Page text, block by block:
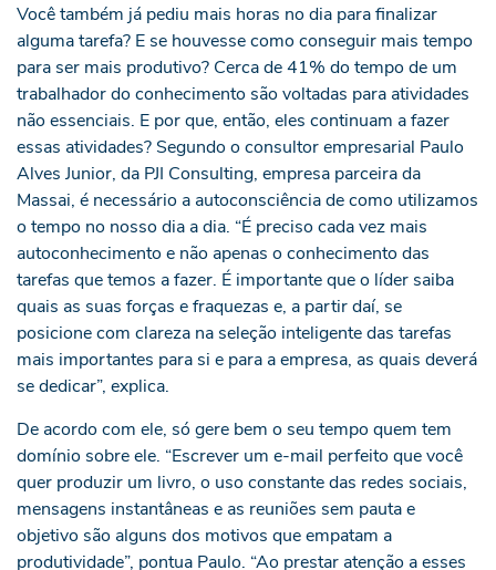
Você também já pediu mais horas no dia para finalizar
alguma tarefa? E se houvesse como conseguir mais tempo
para ser mais produtivo? Cerca de 41% do tempo de um
trabalhador do conhecimento são voltadas para atividades
não essenciais. E por que, então, eles continuam a fazer
essas atividades? Segundo o consultor empresarial Paulo
Alves Junior, da PJI Consulting, empresa parceira da
Massai, é necessário a autoconsciência de como utilizamos
o tempo no nosso dia a dia. “É preciso cada vez mais
autoconhecimento e não apenas o conhecimento das
tarefas que temos a fazer. É importante que o líder saiba
quais as suas forças e fraquezas e, a partir daí, se
posicione com clareza na seleção inteligente das tarefas
mais importantes para si e para a empresa, as quais deverá
se dedicar”, explica.
De acordo com ele, só gere bem o seu tempo quem tem
domínio sobre ele. “Escrever um e-mail perfeito que você
quer produzir um livro, o uso constante das redes sociais,
mensagens instantâneas e as reuniões sem pauta e
objetivo são alguns dos motivos que empatam a
produtividade”, pontua Paulo. “Ao prestar atenção a esses